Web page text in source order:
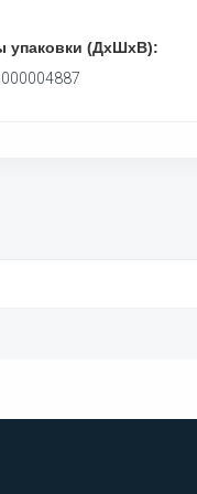
упаковки (ДхШхВ):